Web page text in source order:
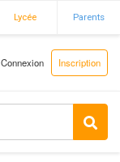
Lycée Parents
Connexion Inscription